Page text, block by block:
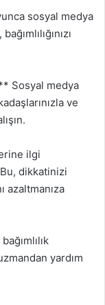
sosyal medya
Sosyal medya
ve
ilgi
dikkatinizi
azaltmanıza
yardım